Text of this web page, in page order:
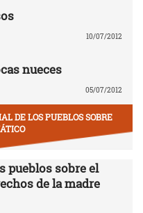
10/07/2012
nueces
05/07/2012
DE LOS PUEBLOS SOBRE
pueblos sobre el
de la madre